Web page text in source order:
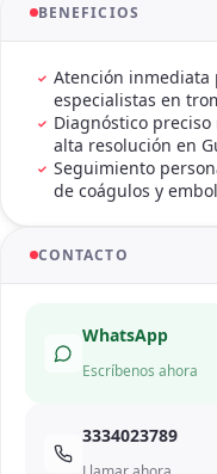
BENEFICIOS
Atención inmediata
especialistas en
Diagnóstico
alta resolución en
Seguimiento
de coágulos y
CONTACTO
WhatsApp
Escríbenos ahora
3334023789